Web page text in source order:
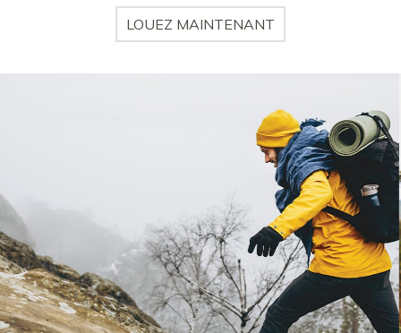
LOUEZ MAINTENANT